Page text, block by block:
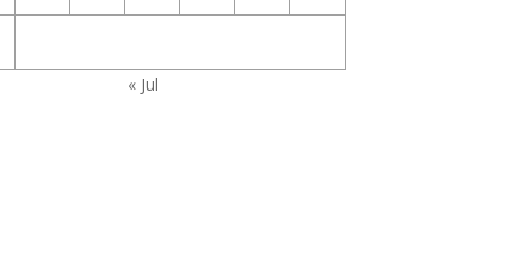
« Jul